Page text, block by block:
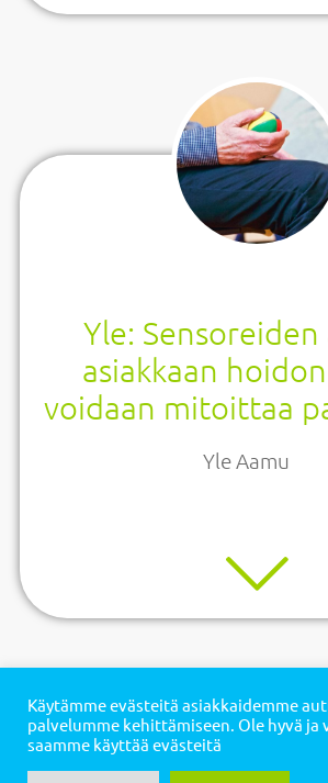
Yle: Sensoreiden
asiakkaan
voidaan mitoittaa
Yle Aamu
Käytämme evästeitä asiakkaidemme
palvelumme kehittämiseen. Ole hyvä ja
saamme käyttää evästeitä